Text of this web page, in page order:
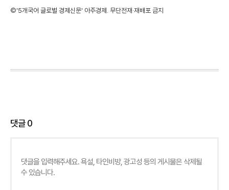
©'5개국어 글로벌 경제신문' 아주경제. 무단전재·재배포 금지
댓글0